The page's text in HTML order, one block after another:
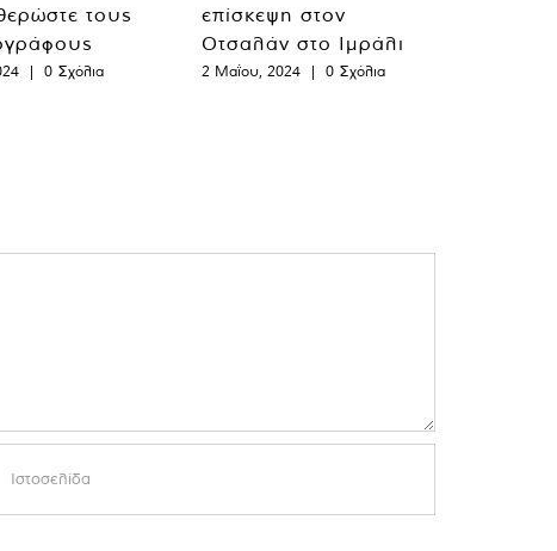
τους
| 0 Σχόλια
επίσκεψη στον
Οτσαλάν στο Ιμράλι
2 Μαΐου, 2024 | 0 Σχόλια